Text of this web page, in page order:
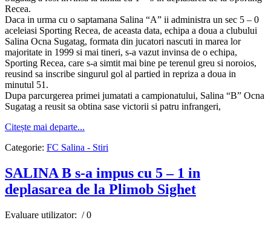
Recea.
Daca in urma cu o saptamana Salina “A” ii administra un sec 5 – 0
aceleiasi Sporting Recea, de aceasta data, echipa a doua a clubului
Salina Ocna Sugatag, formata din jucatori nascuti in marea lor
majoritate in 1999 si mai tineri, s-a vazut invinsa de o echipa,
Sporting Recea, care s-a simtit mai bine pe terenul greu si noroios,
reusind sa inscribe singurul gol al partied in repriza a doua in
minutul 51.
Dupa parcurgerea primei jumatati a campionatului, Salina “B” Ocna
Sugatag a reusit sa obtina sase victorii si patru infrangeri,
Citește mai departe...
Categorie: FC Salina - Stiri
SALINA B s-a impus cu 5 – 1 in
deplasarea de la Plimob Sighet
Evaluare utilizator: / 0